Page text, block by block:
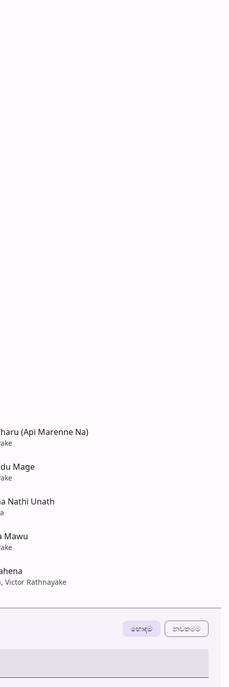
(Api Marenne Na)
Mage
Nathi Unath
Mawu
Victor Rathnayake
හොඳම නවත​මම